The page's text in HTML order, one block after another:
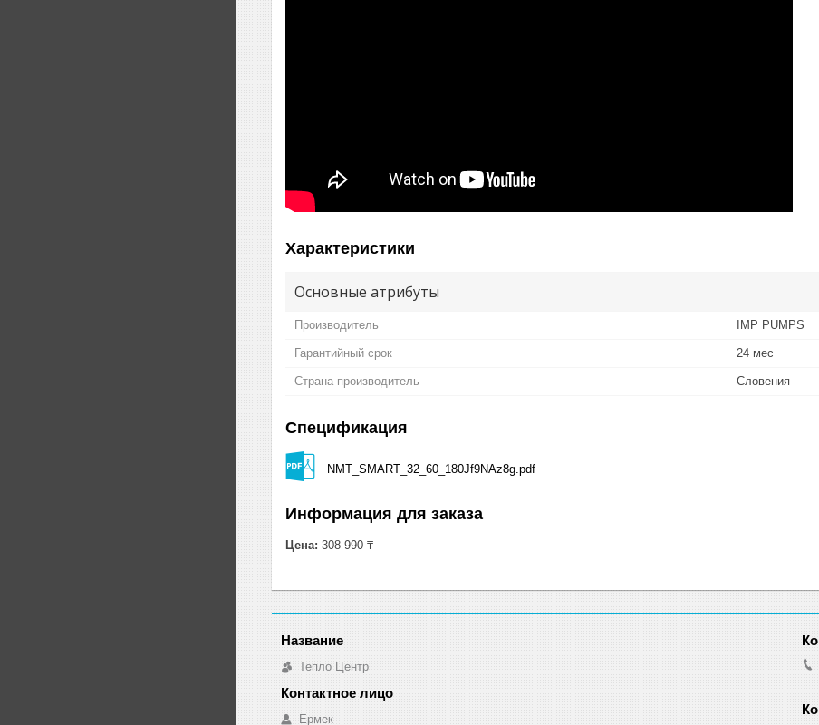
Характеристики
Основные атрибуты
Производитель IMP PUMPS
Гарантийный срок 24 мес
Страна производитель Словения
Спецификация
NMT_SMART_32_60_180Jf9NAz8g.pdf
Информация для заказа
Цена: 308 990 ₸
Тепло Центр
Ермек